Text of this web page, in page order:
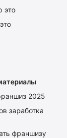
это
2025
заработка
франшизу